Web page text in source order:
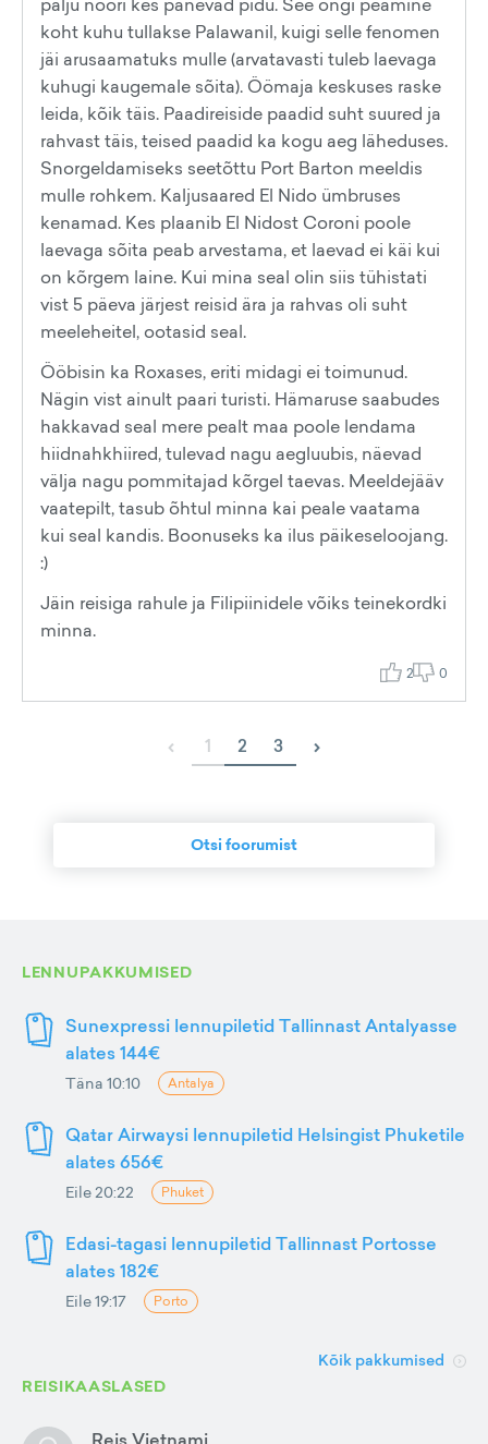
koht kuhu tullakse Palawanil, kuigi selle fenomen
jäi arusaamatuks mulle (arvatavasti tuleb laevaga
kuhugi kaugemale sõita). Öömaja keskuses raske
leida, kõik täis. Paadireiside paadid suht suured ja
rahvast täis, teised paadid ka kogu aeg läheduses.
Snorgeldamiseks seetõttu Port Barton meeldis
mulle rohkem. Kaljusaared El Nido ümbruses
kenamad. Kes plaanib El Nidost Coroni poole
laevaga sõita peab arvestama, et laevad ei käi kui
on kõrgem laine. Kui mina seal olin siis tühistati
vist 5 päeva järjest reisid ära ja rahvas oli suht
meeleheitel, ootasid seal.
Ööbisin ka Roxases, eriti midagi ei toimunud.
Nägin vist ainult paari turisti. Hämaruse saabudes
hakkavad seal mere pealt maa poole lendama
hiidnahkhiired, tulevad nagu aegluubis, näevad
välja nagu pommitajad kõrgel taevas. Meeldejääv
vaatepilt, tasub õhtul minna kai peale vaatama
kui seal kandis. Boonuseks ka ilus päikeseloojang.
:)
Jäin reisiga rahule ja Filipiinidele võiks teinekordki
minna.
2 0
‹ 1 2 3 ›
Otsi foorumist
LENNUPAKKUMISED
Sunexpressi lennupiletid Tallinnast Antalyasse
alates 144€
Täna 10:10 Antalya
Qatar Airwaysi lennupiletid Helsingist Phuketile
alates 656€
Eile 20:22 Phuket
Edasi-tagasi lennupiletid Tallinnast Portosse
alates 182€
Eile 19:17 Porto
Kõik pakkumised
REISIKAASLASED